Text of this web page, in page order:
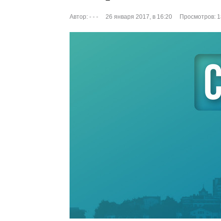
Автор: - - - 26 января 2017, в 16:20 Просмотров: